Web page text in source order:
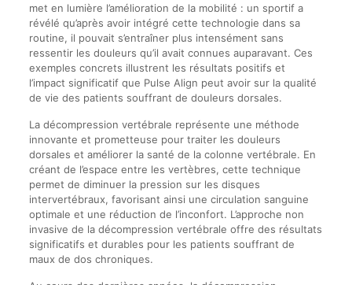
met en lumière l’amélioration de la mobilité : un sportif a
révélé qu’après avoir intégré cette technologie dans sa
routine, il pouvait s’entraîner plus intensément sans
ressentir les douleurs qu’il avait connues auparavant. Ces
exemples concrets illustrent les résultats positifs et
l’impact significatif que Pulse Align peut avoir sur la qualité
de vie des patients souffrant de douleurs dorsales.
La décompression vertébrale représente une méthode
innovante et prometteuse pour traiter les douleurs
dorsales et améliorer la santé de la colonne vertébrale. En
créant de l’espace entre les vertèbres, cette technique
permet de diminuer la pression sur les disques
intervertébraux, favorisant ainsi une circulation sanguine
optimale et une réduction de l’inconfort. L’approche non
invasive de la décompression vertébrale offre des résultats
significatifs et durables pour les patients souffrant de
maux de dos chroniques.